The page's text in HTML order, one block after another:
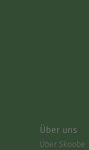
Über uns
Über Skoobe